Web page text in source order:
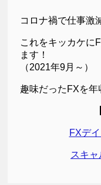
コロナ禍で仕事激
これをキッカケに
ます！
（2021年9月～）
趣味だったFXを年
FXデ
スキ